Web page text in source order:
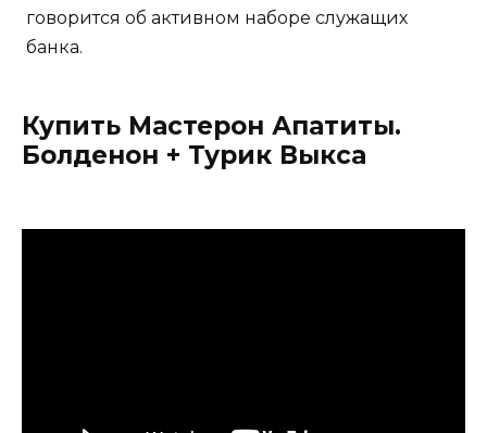
говорится об активном наборе служащих
банка.
Купить Мастерон Апатиты.
Болденон + Турик Выкса